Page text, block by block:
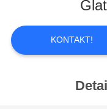
FABRIK-
AUSFLUG
KONTAKT!